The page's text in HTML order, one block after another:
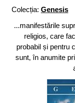
Colecția: Genesis
...manifestările
religios, care
probabil și pentru
sunt, în anumite